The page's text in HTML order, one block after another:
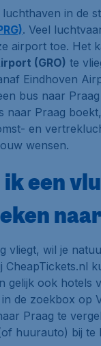
in de
. Veel
airport toe. Het
(GRO) te
Eindhoven
bus naar
naar Praag
en
wensen.
ik een
vliegt, wil je
CheapTickets.nl
gelijk ook hotels
de zoekbox op
Praag te
huurauto) bij te